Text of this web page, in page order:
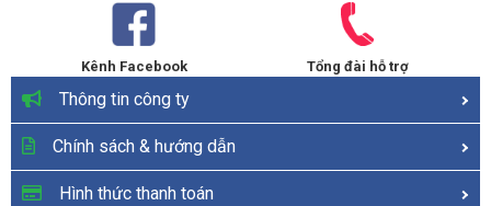
Kênh Facebook Tổng đài hỗ trợ
Thông tin công ty
Chính sách & hướng dẫn
Hình thức thanh toán